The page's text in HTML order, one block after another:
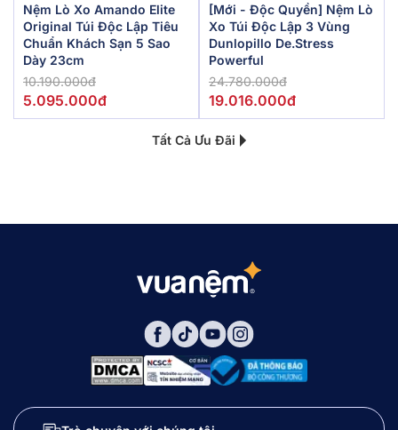
Nệm Lò Xo Amando Elite
Original Túi Độc Lập Tiêu
Chuẩn Khách Sạn 5 Sao
Dày 23cm
10.190.000đ
5.095.000đ
[Mới - Độc Quyền] Nệm Lò
Xo Túi Độc Lập 3 Vùng
Dunlopillo De.Stress
Powerful
24.780.000đ
19.016.000đ
Tất Cả Ưu Đãi